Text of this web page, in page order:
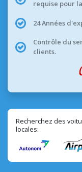
requise pour
24 Années
Contrôle du
clients.
Recherchez des
locales: